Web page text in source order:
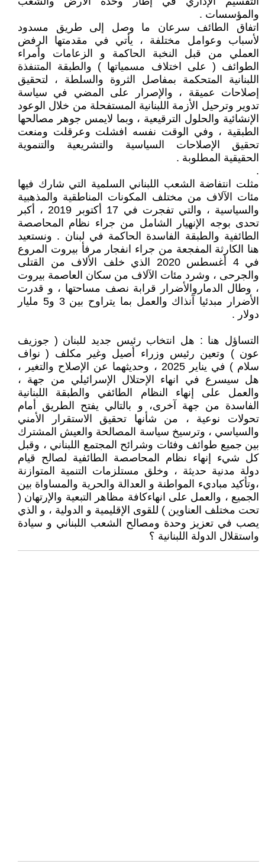
والمؤسسات .
اتفاق الطائف سرعان ما وصل إلى طريق مسدود
لأسباب وعوامل مختلفة ، يأتي في مقدمتها الرفض
العملي من قبل النخبة الحاكمة و الزعامات وأمراء
الطوائف ( على اختلاف مسمياتها ) والطبقة المتنفذة
اللبنانية المتحكمة بمفاصل الثروة والسلطة ، لتحقيق
إصلاحات عميقة ، والإصرار على المضي في سياسة
تدوير وترحيل الأزمة اللبنانية المستفحلة من خلال الوعود
الإنشائية والحلول الترقيعية ، وبما لايمس جوهر مصالحها
الطبقية ، وفي الوقت نفسه افشلت وعرقلت ومنعت
تحقيق الإصلاحات السياسية والتشريعية والتنموية
الحقيقية المطلوبة .
.
مثلت انتفاضة الشعب اللبناني السلمية التي شارك فيها
مئات الآلاف من مختلف المكونات المناطقية والمذهبية
والسياسية ، والتي تفجرت في 17 أكتوبر 2019 ، أكبر
تحدى بوجه الإنهيار الشامل من جراء نظام المحاصصة
الطائفية والطبقة الفاسدة الحاكمة في لبنان . ونستعيد
هنا الكارثة المفجعة من جراء انفجار مرفأ بيروت المروع
في 4 أغسطس 2020 الذي خلف الألاف من القتلى
والجرحى ، وشرد مئات الآلاف من سكان العاصمة بيروت
، وطال الدماروالأضرار قرابة نصف مساحتها ، و قدرت
الأضرار مبدئيا آنذاك والعمل بما يتراوح بين 3 و5 مليار
دولار .
التساؤل هنا : هل انتخاب رئيس جديد للبنان ( جوزيف
عون ) وتعين رئيس وزراء أصيل وغير مكلف ( نواف
سلام ) في يناير 2025 ، وحديثهما عن الإصلاح والتغير ،
هل سيسرع في انهاء الإحتلال الإسرائيلي من جهة ،
والعمل على إنهاء النظام الطائفي والطبقة اللبنانية
الفاسدة من جهة آخرى، و بالتالي يفتح الطريق أمام
تحولات نوعية ، من شأنها تحقيق الاستقرار الأمني
والسياسي ، وترسيخ سياسة المصالحة والعيش المشترك
بين جميع طوائف وفئات وشرائح المجتمع اللبناني ، وقبل
كل شيء إنهاء نظام المحاصصة الطائفية لصالح قيام
دولة مدنية حديثة ، وخلق مستلزمات التنمية المتوازنة
،وتأكيد مباديء المواطنة و العدالة والحرية والمساواة بين
الجميع ، والعمل على انهاءكافة مظاهر التبعية والإرتهان (
تحت مختلف العناوين ) للقوى الإقليمية و الدولية ، و الذي
يصب في تعزيز وحدة ومصالح الشعب اللبناني و سيادة
واستقلال الدولة اللبنانية ؟